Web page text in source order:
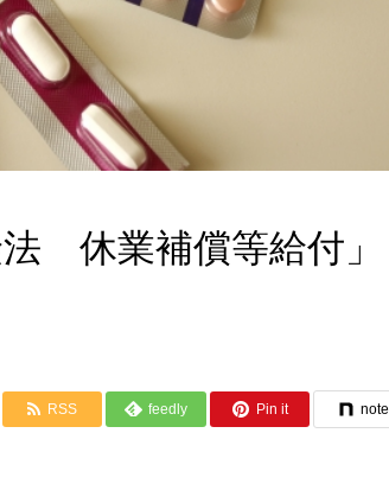
休業補償等給付」
RSS feedly Pin it note